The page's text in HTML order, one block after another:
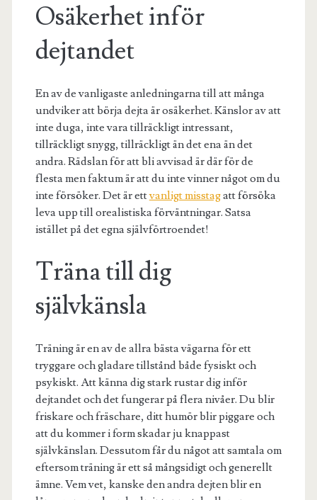
Osäkerhet inför
dejtandet
En av de vanligaste anledningarna till att många
undviker att börja dejta är osäkerhet. Känslor av att
inte duga, inte vara tillräckligt intressant,
tillräckligt snygg, tillräckligt än det ena än det
andra. Rädslan för att bli avvisad är där för de
flesta men faktum är att du inte vinner något om du
inte försöker. Det är ettvanligt misstagatt försöka
leva upp till orealistiska förväntningar. Satsa
istället på det egna självförtroendet!
Träna till dig
självkänsla
Träning är en av de allra bästa vägarna för ett
tryggare och gladare tillstånd både fysiskt och
psykiskt. Att känna dig stark rustar dig inför
dejtandet och det fungerar på flera nivåer. Du blir
friskare och fräschare, ditt humör blir piggare och
att du kommer i form skadar ju knappast
självkänslan. Dessutom får du något att samtala om
eftersom träning är ett så mångsidigt och generellt
ämne. Vem vet, kanske den andra dejten blir en